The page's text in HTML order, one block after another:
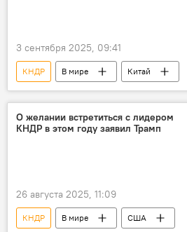
3 сентября 2025, 09:41
КНДР В мире
Китай
военный парад
Россия
обвинение
О желании встретиться с лидером
КНДР в этом году заявил Трамп
26 августа 2025, 11:09
КНДР В мире
США